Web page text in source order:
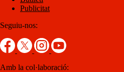
Publicitat
Seguiu-nos:
Amb la col·laboració: